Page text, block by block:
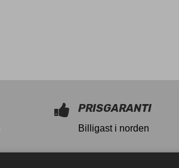
PRISGARANTI
Billigast i norden